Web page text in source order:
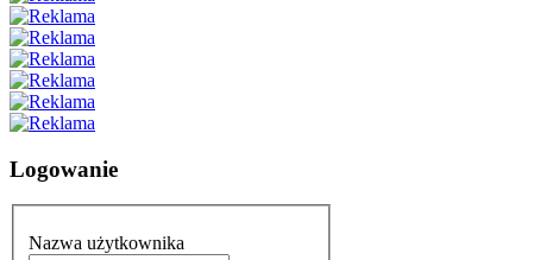
Logowanie
Nazwa użytkownika